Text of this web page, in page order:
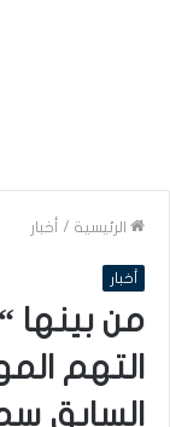
الرئيسية / أخبار
أخبار
من بينها
التهم